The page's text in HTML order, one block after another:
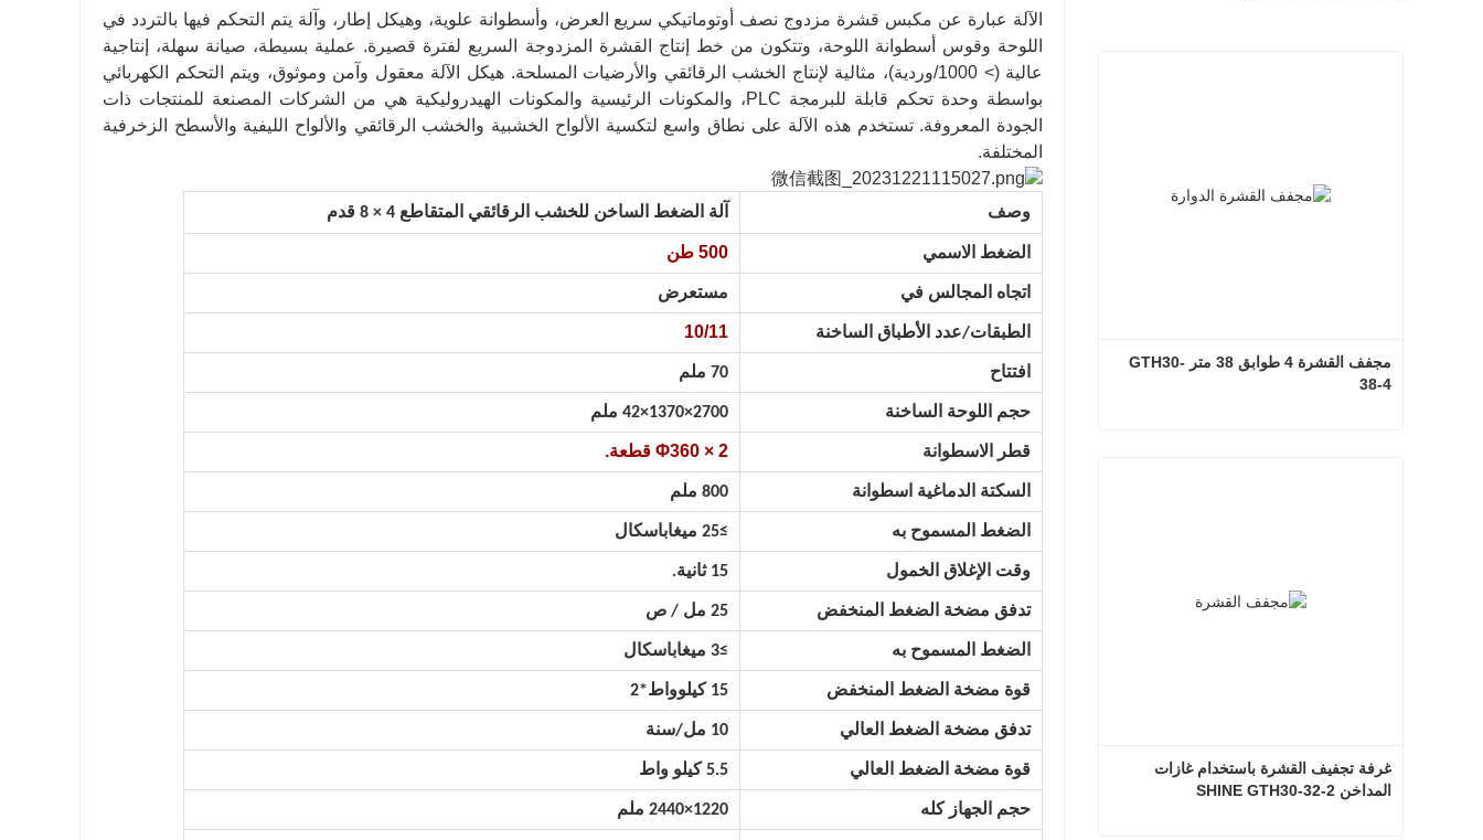
الآلة عبارة عن مكبس قشرة مزدوج نصف أوتوماتيكي سريع العرض، وأسطوانة علوية، وهيكل إطار، وآلة يتم التحكم فيها بالتردد في
اللوحة وقوس أسطوانة اللوحة، وتتكون من خط إنتاج القشرة المزدوجة السريع لفترة قصيرة. عملية بسيطة، صيانة سهلة، إنتاجية
عالية (> 1000/وردية)، مثالية لإنتاج الخشب الرقائقي والأرضيات المسلحة. هيكل الآلة معقول وآمن وموثوق، ويتم التحكم الكهربائي
بواسطة وحدة تحكم قابلة للبرمجة PLC، والمكونات الرئيسية والمكونات الهيدروليكية هي من الشركات المصنعة للمنتجات ذات
الجودة المعروفة. تستخدم هذه الآلة على نطاق واسع لتكسية الألواح الخشبية والخشب الرقائقي والألواح الليفية والأسطح الزخرفية
المختلفة.
وصف آلة الضغط الساخن للخشب الرقائقي المتقاطع 4 × 8 قدم
الضغط الاسمي 500 طن
اتجاه المجالس في مستعرض
الطبقات/عدد الأطباق الساخنة 10/11
افتتاح 70 ملم
حجم اللوحة الساخنة 2700×1370×42 ملم
قطر الاسطوانة Φ360 × 2 قطعة.
السكتة الدماغية اسطوانة 800 ملم
الضغط المسموح به ≥25 ميغاباسكال
وقت الإغلاق الخمول 15 ثانية.
تدفق مضخة الضغط المنخفض 25 مل / ص
الضغط المسموح به ≥3 ميغاباسكال
قوة مضخة الضغط المنخفض 15 كيلوواط*2
تدفق مضخة الضغط العالي 10 مل/سنة
قوة مضخة الضغط العالي 5.5 كيلو واط
حجم الجهاز كله 1220×2440 ملم
مجفف القشرة 4 طوابق 38 متر GTH30-
38-4
المداخن SHINE GTH30-32-2